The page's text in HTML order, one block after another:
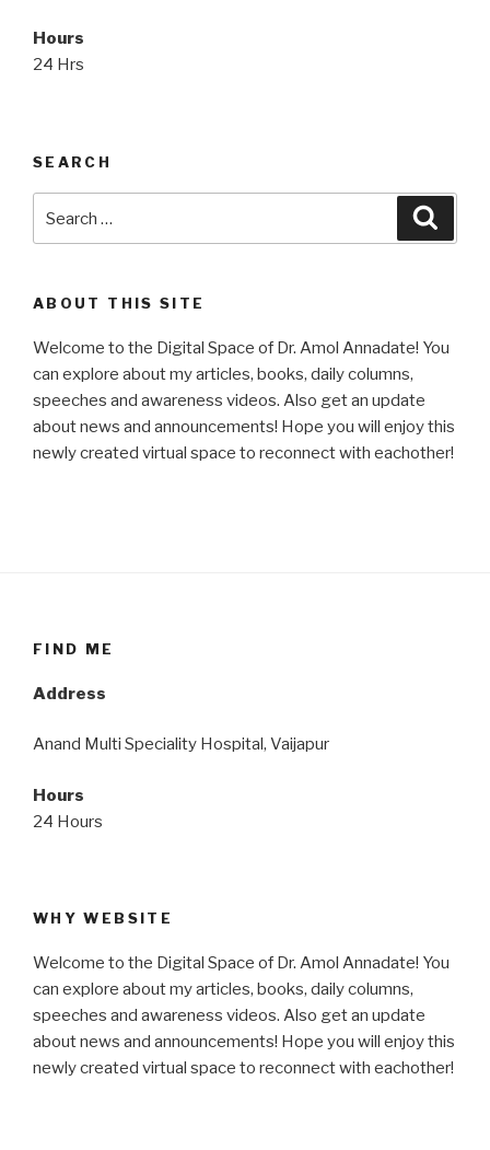
Hours
24 Hrs
SEARCH
for:
ABOUT THIS SITE
Welcome to the Digital Space of Dr. Amol Annadate! You
can explore about my articles, books, daily columns,
speeches and awareness videos. Also get an update
about news and announcements! Hope you will enjoy this
newly created virtual space to reconnect with eachother!
FIND ME
Address
Anand Multi Speciality Hospital, Vaijapur
Hours
24 Hours
WHY WEBSITE
Welcome to the Digital Space of Dr. Amol Annadate! You
can explore about my articles, books, daily columns,
speeches and awareness videos. Also get an update
about news and announcements! Hope you will enjoy this
newly created virtual space to reconnect with eachother!